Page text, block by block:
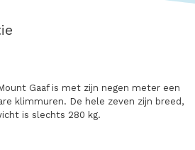
Gaaf is met zijn negen meter een
klimmuren. De hele zeven zijn breed,
is slechts 280 kg.